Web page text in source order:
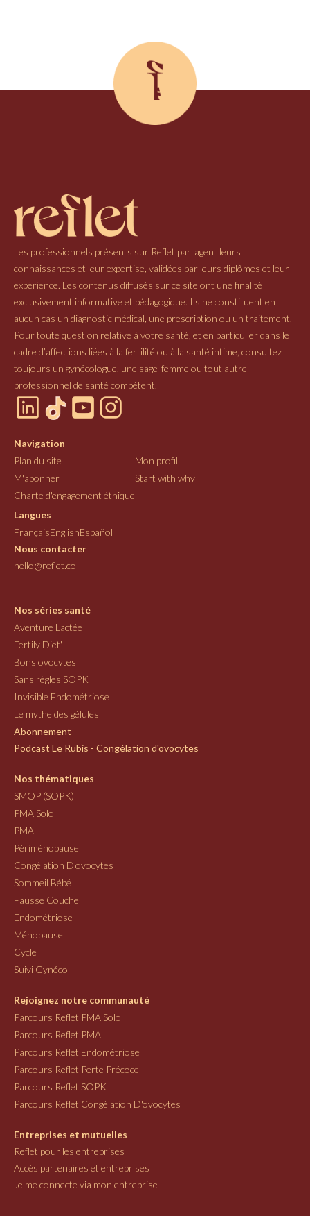
Les professionnels présents sur Reflet partagent leurs
connaissances et leur expertise, validées par leurs diplômes et leur
expérience. Les contenus diffusés sur ce site ont une finalité
exclusivement informative et pédagogique. Ils ne constituent en
aucun cas un diagnostic médical, une prescription ou un traitement.
Pour toute question relative à votre santé, et en particulier dans le
cadre d’affections liées à la fertilité ou à la santé intime, consultez
toujours un gynécologue, une sage-femme ou tout autre
professionnel de santé compétent.
Navigation
Plan du site
Mon profil
M'abonner
Start with why
Charte d'engagement éthique
Langues
FrançaisEnglishEspañol
Nous contacter
hello@reflet.co
Nos séries santé
Aventure Lactée
Fertily Diet'
Bons ovocytes
Sans règles SOPK
Invisible Endométriose
Le mythe des gélules
Abonnement
Podcast Le Rubis - Congélation d'ovocytes
Nos thématiques
SMOP (SOPK)
PMA Solo
PMA
Périménopause
Congélation D'ovocytes
Sommeil Bébé
Fausse Couche
Endométriose
Ménopause
Cycle
Suivi Gynéco
Rejoignez notre communauté
Parcours Reflet PMA Solo
Parcours Reflet PMA
Parcours Reflet Endométriose
Parcours Reflet Perte Précoce
Parcours Reflet SOPK
Parcours Reflet Congélation D'ovocytes
Entreprises et mutuelles
Reflet pour les entreprises
Accès partenaires et entreprises
Je me connecte via mon entreprise